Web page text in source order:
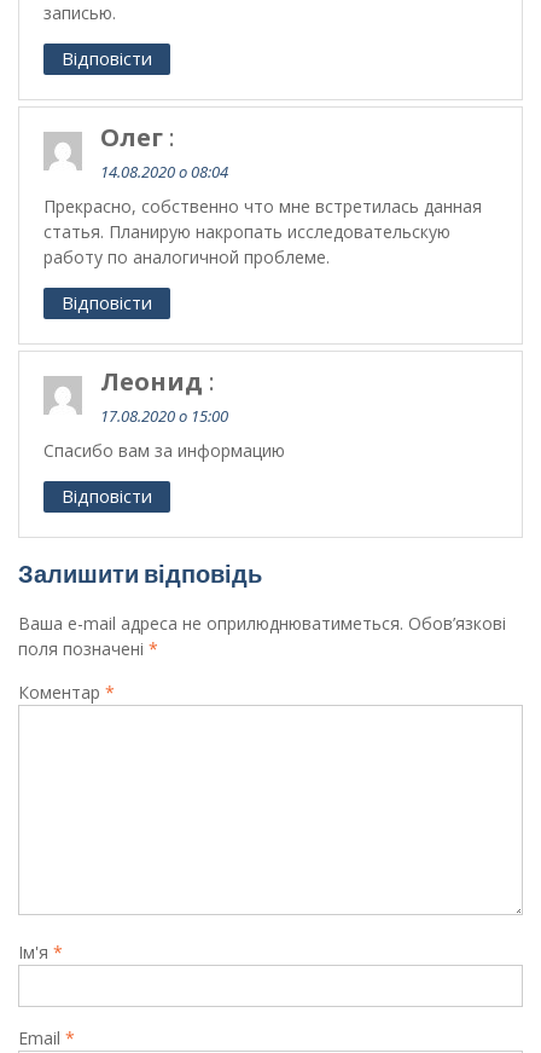
записью.
Відповісти
Олег :
14.08.2020 о 08:04
Прекрасно, собственно что мне встретилась данная
статья. Планирую накропать исследовательскую
работу по аналогичной проблеме.
Відповісти
Леонид :
17.08.2020 о 15:00
Спасибо вам за информацию
Відповісти
Залишити відповідь
Ваша e-mail адреса не оприлюднюватиметься. Обов’язкові
поля позначені *
Коментар *
Ім'я *
Email *